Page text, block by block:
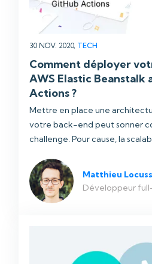
30 NOV. 2020, TECH
Comment déployer
AWS Elastic Beanstalk
Actions ?
Mettre en place une
votre back-end peut sonner
challenge. Pour cause, la
Matthieu
Développeur